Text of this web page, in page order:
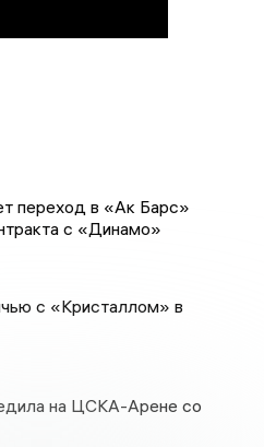
переход в «Ак Барс»
с «Динамо»
с «Кристаллом» в
на ЦСКА-Арене со